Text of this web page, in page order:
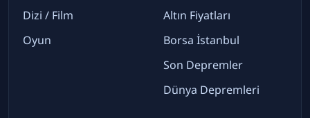
Dizi / Film
Oyun
Altın Fiyatları
Borsa İstanbul
Son Depremler
Dünya Depremleri